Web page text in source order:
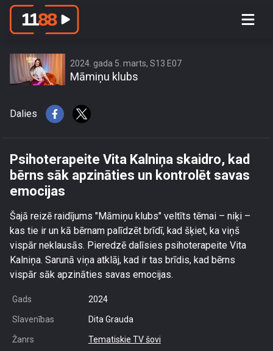
Psihoterapeite Vita Kalniņa skaidro,
2024. gada 5. marts, S13 E07
Māmiņu klubs
Dalies
Psihoterapeite Vita Kalniņa skaidro, kad
bērns sāk apzināties un kontrolēt savas
emocijas
Šajā reizē raidījums "Māmiņu klubs" veltīts tēmai – niķi –
kas tie ir un kā bērnam palīdzēt brīdī, kad šķiet, ka viņš
vispār neklausās. Pieredzē dalīsies psihoterapeite Vita
Kalniņa. Sarunā viņa atklāj, kad ir tas brīdis, kad bērns
vispār sāk apzināties savas emocijas.
Gads 2024
Slavenības Dita Grauda
Žanrs Tematiskie TV šovi